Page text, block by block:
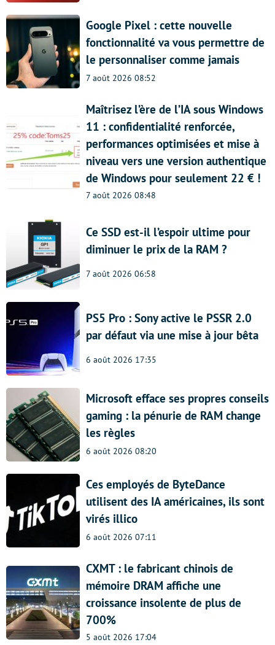
Google Pixel : cette nouvelle
fonctionnalité va vous permettre de
le personnaliser comme jamais
7 août 2026 08:52
Maîtrisez l’ère de l’IA sous Windows
11 : confidentialité renforcée,
performances optimisées et mise à
niveau vers une version authentique
de Windows pour seulement 22 € !
7 août 2026 08:48
Ce SSD est-il l’espoir ultime pour
diminuer le prix de la RAM ?
7 août 2026 06:58
PS5 Pro : Sony active le PSSR 2.0
par défaut via une mise à jour bêta
6 août 2026 17:35
Microsoft efface ses propres conseils
gaming : la pénurie de RAM change
les règles
6 août 2026 08:20
Ces employés de ByteDance
utilisent des IA américaines, ils sont
virés illico
6 août 2026 07:11
CXMT : le fabricant chinois de
mémoire DRAM affiche une
croissance insolente de plus de
700%
5 août 2026 17:04